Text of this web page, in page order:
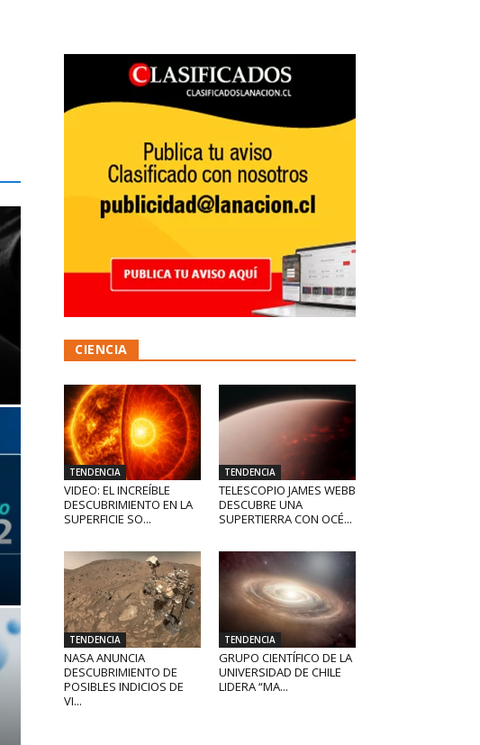
CIENCIA
TENDENCIA
VIDEO: EL INCREÍBLE
DESCUBRIMIENTO EN LA
SUPERFICIE SO...
TENDENCIA
TELESCOPIO JAMES WEBB
DESCUBRE UNA
SUPERTIERRA CON OCÉ...
TENDENCIA
NASA ANUNCIA
DESCUBRIMIENTO DE
POSIBLES INDICIOS DE
VI...
TENDENCIA
GRUPO CIENTÍFICO DE LA
UNIVERSIDAD DE CHILE
LIDERA “MA...